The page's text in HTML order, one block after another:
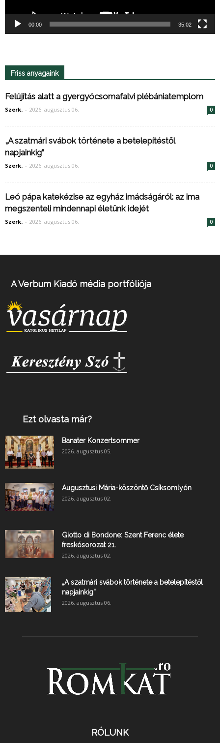
00:00 35:02
Friss anyagaink
Felújítás alatt a gyergyócsomafalvi plébániatemplom
Szerk. - 2026. augusztus 06. 0
„A szatmári svábok története a betelepítéstől
napjainkig”
Szerk. - 2026. augusztus 06. 0
Leó pápa katekézise az egyház imádságáról: az ima
megszenteli mindennapi életünk idejét
Szerk. - 2026. augusztus 06. 0
A Verbum Kiadó média portfóliója
Ezt olvasta már?
Banater Konzertsommer
2026. augusztus 05.
Augusztusi Mária-köszöntő Csíksomlyón
2026. augusztus 02.
Giotto di Bondone: Szent Ferenc élete
freskósorozat 21.
2026. augusztus 02.
„A szatmári svábok története a betelepítéstől
napjainkig”
2026. augusztus 06.
RÓLUNK